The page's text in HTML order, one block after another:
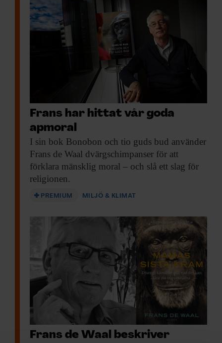
Frans har hittat vår goda
apmoral
I sin bok Bonobon och tio guds bud använder
Frans de Waal dvärgschimpanser för att
förklara mänsklig moral – och slå ett slag för
religionen.
PREMIUM MILJÖ & KLIMAT
Frans de Waal beskriver